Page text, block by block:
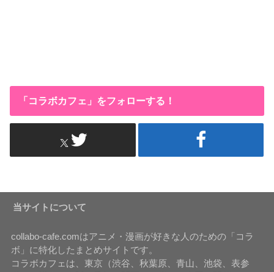
「コラボカフェ」をフォローする！
当サイトについて
collabo-cafe.comはアニメ・漫画が好きな人のための「コラ
ボ」に特化したまとめサイトです。
コラボカフェは、東京（渋谷、秋葉原、青山、池袋、表参